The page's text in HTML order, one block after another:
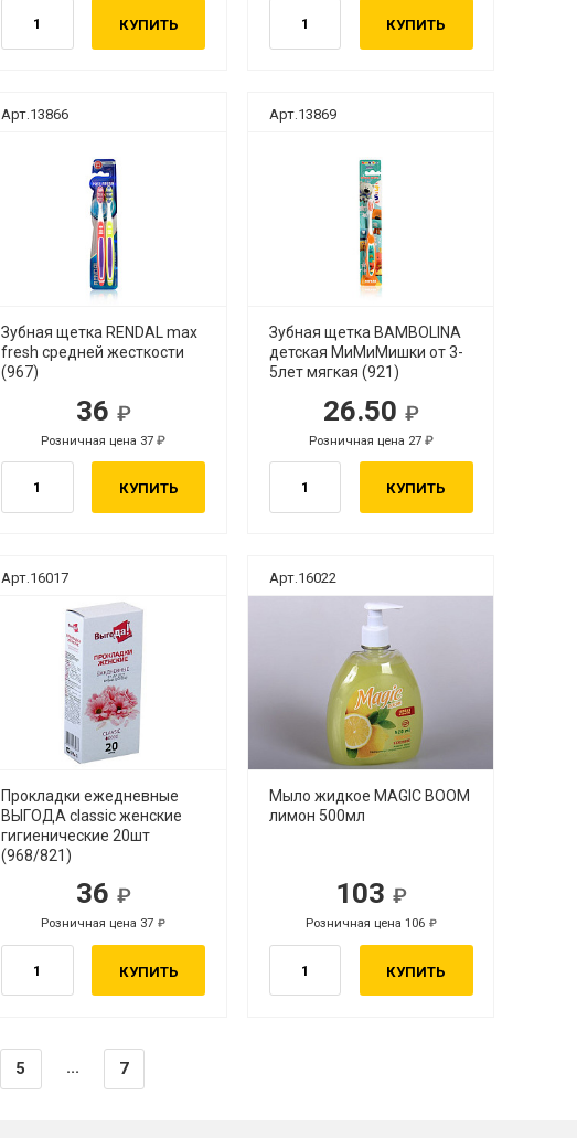
КУПИТЬ КУПИТЬ
Арт.13866
Зубная щетка RENDAL max
fresh средней жесткости
(967)
36
Розничная цена 37
КУПИТЬ
Арт.13869
Зубная щетка BAMBOLINA
детская МиМиМишки от 3-
5лет мягкая (921)
26.50
Розничная цена 27
КУПИТЬ
Арт.16017
Прокладки ежедневные
ВЫГОДА classic женские
гигиенические 20шт
(968/821)
36
Розничная цена 37
КУПИТЬ
Арт.16022
Мыло жидкое MAGIC BOOM
лимон 500мл
103
Розничная цена 106
КУПИТЬ
5 ... 7